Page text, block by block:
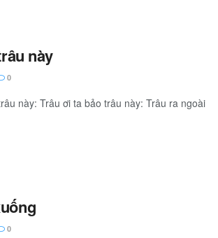
này
0
này: Trâu ơi ta bảo trâu này: Trâu ra ngoài
0